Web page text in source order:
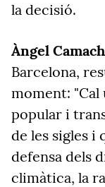
la decisió.
Àngel
Barcelona,
moment: "Cal
popular i
de les sigles i
defensa dels
climàtica, la